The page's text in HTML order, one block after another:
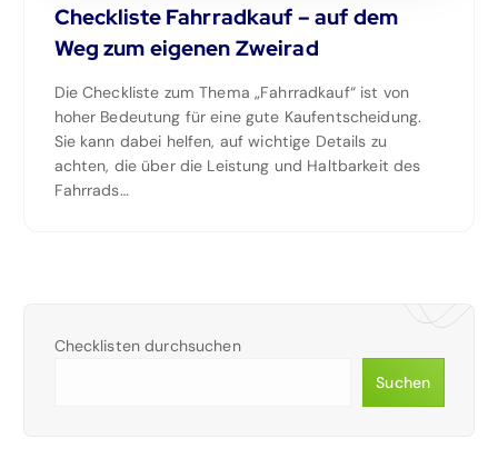
Checkliste Fahrradkauf – auf dem
Weg zum eigenen Zweirad
Die Checkliste zum Thema „Fahrradkauf“ ist von
hoher Bedeutung für eine gute Kaufentscheidung.
Sie kann dabei helfen, auf wichtige Details zu
achten, die über die Leistung und Haltbarkeit des
Fahrrads…
Checklisten durchsuchen
Suchen